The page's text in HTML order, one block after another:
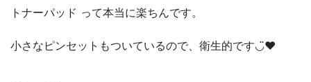
トナーパッド って本当に楽ちんです。
小さなピンセットもついているので、衛生的です◡̈♥︎